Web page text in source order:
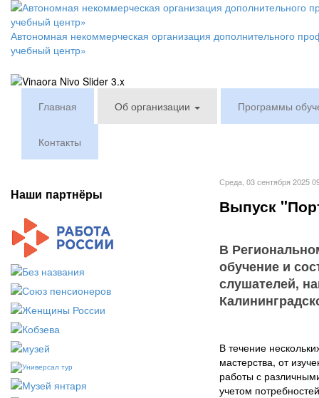
Автономная некоммерческая организация дополнительного
учебный центр»
Главная Об организации Программы
Контакты
Среда, 03 сентября 2025
Выпуск
В
обучение и
слушателей,
В течение
мастерства, от
работы с
учетом
Наши партнёры